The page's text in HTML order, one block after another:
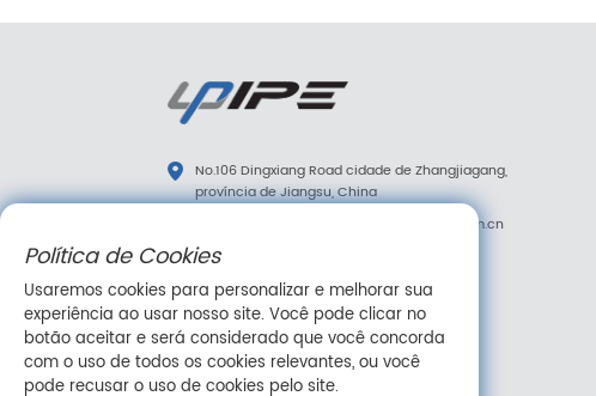
No.106 Dingxiang Road cidade de Zhangjiagang,
província de Jiangsu, China
info@upipe.com.cn
+86 13773239813
+86 13773239813
Siga-nos
Política de Cookies
Usaremos cookies para personalizar e melhorar sua
experiência ao usar nosso site. Você pode clicar no
botão aceitar e será considerado que você concorda
com o uso de todos os cookies relevantes, ou você
pode recusar o uso de cookies pelo site.